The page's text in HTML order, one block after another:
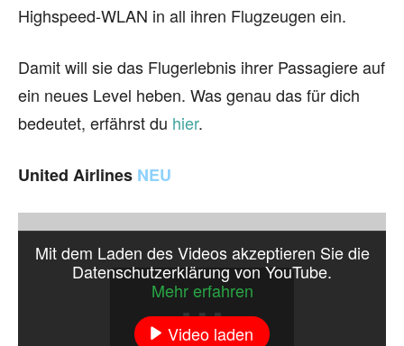
Highspeed-WLAN in all ihren Flugzeugen ein.
Damit will sie das Flugerlebnis ihrer Passagiere auf
ein neues Level heben. Was genau das für dich
bedeutet, erfährst du hier.
United Airlines NEU
Mit dem Laden des Videos akzeptieren Sie die
Datenschutzerklärung von YouTube.
Mehr erfahren
Video laden